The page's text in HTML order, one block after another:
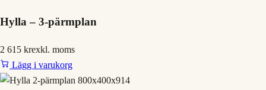
Hylla – 3-pärmplan
2 615 krexkl. moms
Lägg i varukorg